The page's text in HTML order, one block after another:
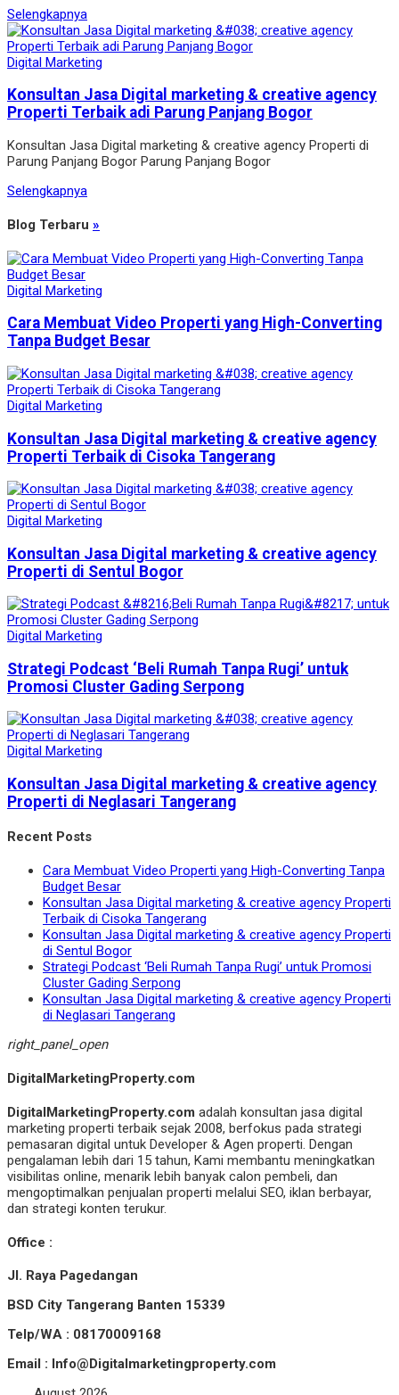
Selengkapnya
Digital Marketing
Konsultan Jasa Digital marketing & creative agency
Properti Terbaik adi Parung Panjang Bogor
Konsultan Jasa Digital marketing & creative agency Properti di
Parung Panjang Bogor Parung Panjang Bogor
Selengkapnya
Blog Terbaru »
Digital Marketing
Cara Membuat Video Properti yang High-Converting
Tanpa Budget Besar
Digital Marketing
Konsultan Jasa Digital marketing & creative agency
Properti Terbaik di Cisoka Tangerang
Digital Marketing
Konsultan Jasa Digital marketing & creative agency
Properti di Sentul Bogor
Digital Marketing
Strategi Podcast ‘Beli Rumah Tanpa Rugi’ untuk
Promosi Cluster Gading Serpong
Digital Marketing
Konsultan Jasa Digital marketing & creative agency
Properti di Neglasari Tangerang
Recent Posts
Cara Membuat Video Properti yang High-Converting Tanpa
Budget Besar
Konsultan Jasa Digital marketing & creative agency Properti
Terbaik di Cisoka Tangerang
Konsultan Jasa Digital marketing & creative agency Properti
di Sentul Bogor
Strategi Podcast ‘Beli Rumah Tanpa Rugi’ untuk Promosi
Cluster Gading Serpong
Konsultan Jasa Digital marketing & creative agency Properti
di Neglasari Tangerang
right_panel_open
DigitalMarketingProperty.com
DigitalMarketingProperty.com adalah konsultan jasa digital
marketing properti terbaik sejak 2008, berfokus pada strategi
pemasaran digital untuk Developer & Agen properti. Dengan
pengalaman lebih dari 15 tahun, Kami membantu meningkatkan
visibilitas online, menarik lebih banyak calon pembeli, dan
mengoptimalkan penjualan properti melalui SEO, iklan berbayar,
dan strategi konten terukur.
Office :
Jl. Raya Pagedangan
BSD City Tangerang Banten 15339
Telp/WA : 08170009168
Email : Info@Digitalmarketingproperty.com